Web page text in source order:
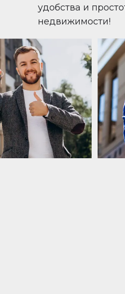
удобства и
недвижимости!